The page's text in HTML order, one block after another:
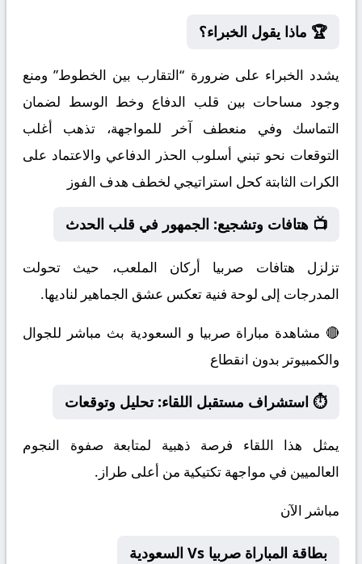
🏆 ماذا يقول الخبراء؟
يشدد الخبراء على ضرورة “التقارب بين الخطوط” ومنع
وجود مساحات بين قلب الدفاع وخط الوسط لضمان
التماسك وفي منعطف آخر للمواجهة، تذهب أغلب
التوقعات نحو تبني أسلوب الحذر الدفاعي والاعتماد على
الكرات الثابتة كحل استراتيجي لخطف هدف الفوز
📺 هتافات وتشجيع: الجمهور في قلب الحدث
تزلزل هتافات صربيا أركان الملعب، حيث تحولت
المدرجات إلى لوحة فنية تعكس عشق الجماهير لناديها.
🔴 مشاهدة مباراة صربيا و السعودية بث مباشر للجوال
والكمبيوتر بدون انقطاع
⏱️ استشراف مستقبل اللقاء: تحليل وتوقعات
يمثل هذا اللقاء فرصة ذهبية لمتابعة صفوة النجوم
العالميين في مواجهة تكتيكية من أعلى طراز.
مباشر الآن
بطاقة المباراة صربيا Vs السعودية